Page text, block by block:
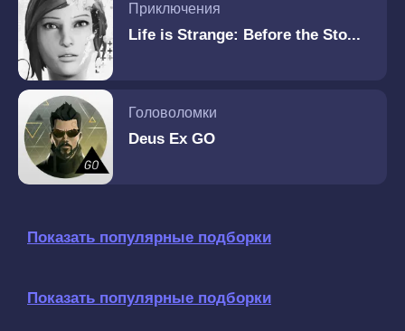
Приключения
Life is Strange: Before the Sto...
Головоломки
Deus Ex GO
Показать популярные подборки
Показать популярные подборки